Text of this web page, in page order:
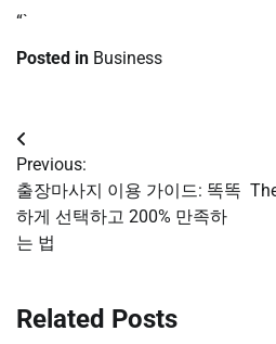
“`
Posted in Business
Post
navigation
Previous:
출장마사지 이용 가이드: 똑똑
하게 선택하고 200% 만족하
는 법
Related Posts